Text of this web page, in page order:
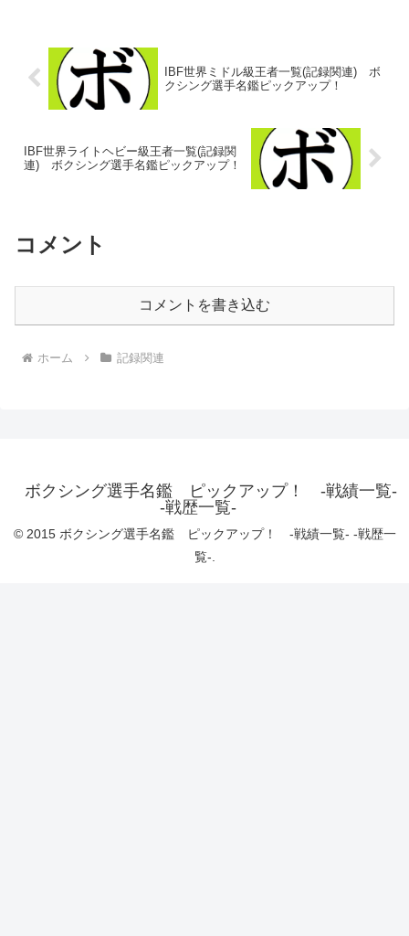
IBF世界ミドル級王者一覧(記録関連) ボ
クシング選手名鑑ピックアップ！
IBF世界ライトヘビー級王者一覧(記録関
連) ボクシング選手名鑑ピックアップ！
コメント
コメントを書き込む
ホーム 記録関連
ボクシング選手名鑑 ピックアップ！ -戦績一覧-
-戦歴一覧-
© 2015 ボクシング選手名鑑 ピックアップ！ -戦績一覧- -戦歴一
覧-.